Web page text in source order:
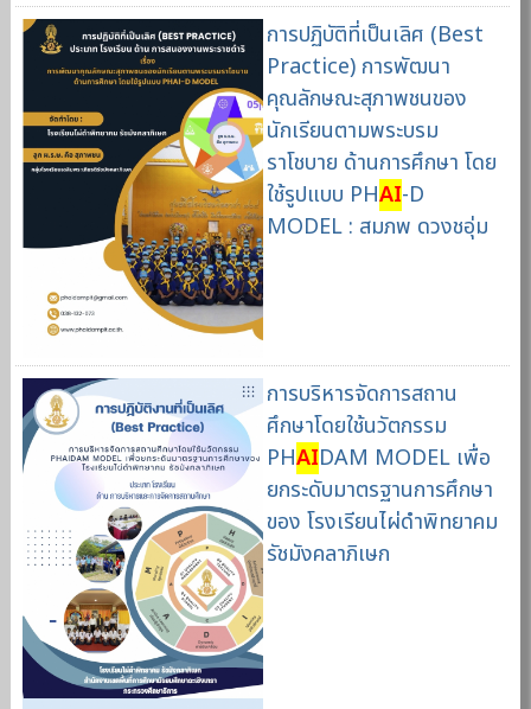
การปฏิบัติที่เป็นเลิศ (Best
Practice) การพัฒนา
คุณลักษณะสุภาพชนของ
นักเรียนตามพระบรม
ราโชบาย ด้านการศึกษา โดย
ใช้รูปแบบ PHAI-D
MODEL : สมภพ ดวงชอุ่ม
การบริหารจัดการสถาน
ศึกษาโดยใช้นวัตกรรม
PHAIDAM MODEL เพื่อ
ยกระดับมาตรฐานการศึกษา
ของ โรงเรียนไผ่ดําพิทยาคม
รัชมังคลาภิเษก